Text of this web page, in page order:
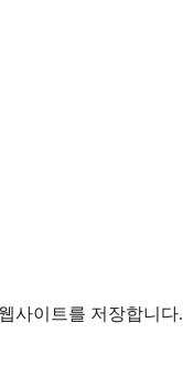
사이트를 저장합니다.